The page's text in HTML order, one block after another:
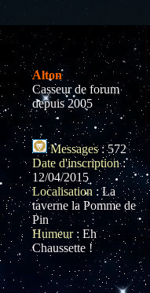
Alton
Casseur de forum
depuis 2005
Messages:572
Date d'inscription:
12/04/2015
Localisation :La
taverne la Pomme de
Pin
Humeur: Eh
Chaussette !